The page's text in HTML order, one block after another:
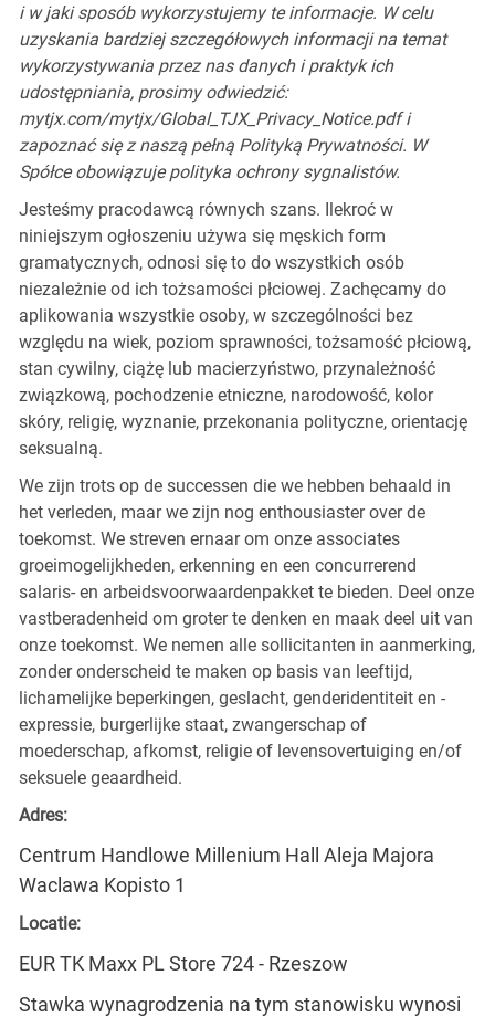
i w jaki sposób wykorzystujemy te informacje. W celu
uzyskania bardziej szczegółowych informacji na temat
wykorzystywania przez nas danych i praktyk ich
udostępniania, prosimy odwiedzić:
mytjx.com/mytjx/Global_TJX_Privacy_Notice.pdf i
zapoznać się z naszą pełną Polityką Prywatności. W
Spółce obowiązuje polityka ochrony sygnalistów.
Jesteśmy pracodawcą równych szans. Ilekroć w
niniejszym ogłoszeniu używa się męskich form
gramatycznych, odnosi się to do wszystkich osób
niezależnie od ich tożsamości płciowej. Zachęcamy do
aplikowania wszystkie osoby, w szczególności bez
względu na wiek, poziom sprawności, tożsamość płciową,
stan cywilny, ciążę lub macierzyństwo, przynależność
związkową, pochodzenie etniczne, narodowość, kolor
skóry, religię, wyznanie, przekonania polityczne, orientację
seksualną.
We zijn trots op de successen die we hebben behaald in
het verleden, maar we zijn nog enthousiaster over de
toekomst. We streven ernaar om onze associates
groeimogelijkheden, erkenning en een concurrerend
salaris- en arbeidsvoorwaardenpakket te bieden. Deel onze
vastberadenheid om groter te denken en maak deel uit van
onze toekomst. We nemen alle sollicitanten in aanmerking,
zonder onderscheid te maken op basis van leeftijd,
lichamelijke beperkingen, geslacht, genderidentiteit en -
expressie, burgerlijke staat, zwangerschap of
moederschap, afkomst, religie of levensovertuiging en/of
seksuele geaardheid.
Adres:
Centrum Handlowe Millenium Hall Aleja Majora
Waclawa Kopisto 1
Locatie:
EUR TK Maxx PL Store 724 - Rzeszow
Stawka wynagrodzenia na tym stanowisku wynosi